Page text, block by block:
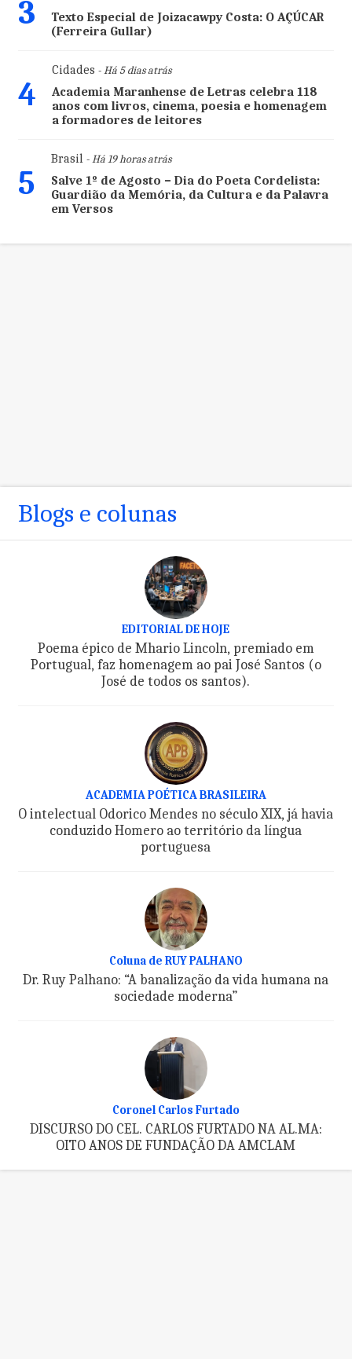
3
Texto Especial de Joizacawpy Costa: O AÇÚCAR
(Ferreira Gullar)
4
Cidades - Há 5 dias atrás
Academia Maranhense de Letras celebra 118
anos com livros, cinema, poesia e homenagem
a formadores de leitores
5
Brasil- Há 19 horas atrás
Salve 1º de Agosto – Dia do Poeta Cordelista:
Guardião da Memória, da Cultura e da Palavra
em Versos
Blogs e colunas
EDITORIAL DE HOJE
Poema épico de Mhario Lincoln, premiado em
Portugual, faz homenagem ao pai José Santos (o
José de todos os santos).
ACADEMIA POÉTICA BRASILEIRA
O intelectual Odorico Mendes no século XIX, já havia
conduzido Homero ao território da língua
portuguesa
Coluna de RUY PALHANO
Dr. Ruy Palhano: “A banalização da vida humana na
sociedade moderna”
Coronel Carlos Furtado
DISCURSO DO CEL. CARLOS FURTADO NA AL.MA:
OITO ANOS DE FUNDAÇÃO DA AMCLAM